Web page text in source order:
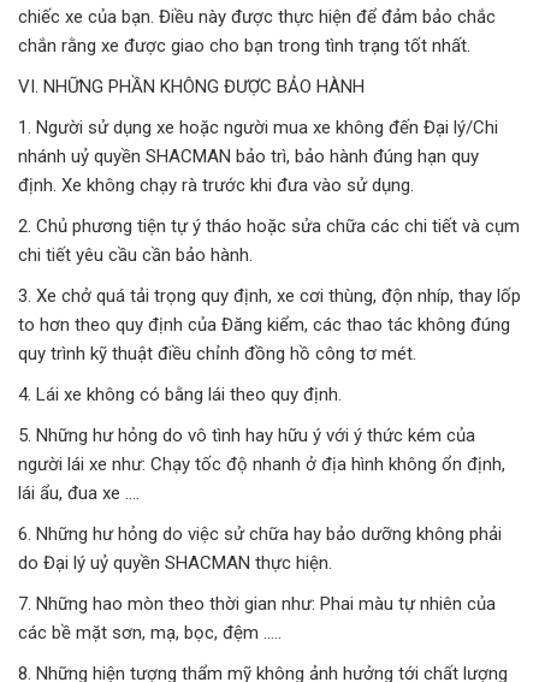
chiếc xe của bạn. Điều này được thực hiện để đảm bảo chắc
chắn rằng xe được giao cho bạn trong tình trạng tốt nhất.
VI. NHỮNG PHẦN KHÔNG ĐƯỢC BẢO HÀNH
1. Người sử dụng xe hoặc người mua xe không đến Đại lý/Chi
nhánh uỷ quyền SHACMAN bảo trì, bảo hành đúng hạn quy
định. Xe không chạy rà trước khi đưa vào sử dụng.
2. Chủ phương tiện tự ý tháo hoặc sửa chữa các chi tiết và cụm
chi tiết yêu cầu cần bảo hành.
3. Xe chở quá tải trọng quy định, xe cơi thùng, độn nhíp, thay lốp
to hơn theo quy định của Đăng kiểm, các thao tác không đúng
quy trình kỹ thuật điều chỉnh đồng hồ công tơ mét.
4. Lái xe không có bằng lái theo quy định.
5. Những hư hỏng do vô tình hay hữu ý với ý thức kém của
người lái xe như: Chạy tốc độ nhanh ở địa hình không ổn định,
lái ẩu, đua xe ….
6. Những hư hỏng do việc sử chữa hay bảo dưỡng không phải
do Đại lý uỷ quyền SHACMAN thực hiện.
7. Những hao mòn theo thời gian như: Phai màu tự nhiên của
các bề mặt sơn, mạ, bọc, đệm …..
8. Những hiện tượng thẩm mỹ không ảnh hưởng tới chất lượng